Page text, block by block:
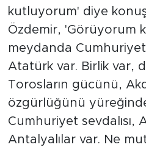
kutluyorum' diye
Özdemir, 'Görüyorum
meydanda
Atatürk var. Birlik var,
Torosların gücünü,
özgürlüğünü
Cumhuriyet sevdalısı,
Antalyalılar var. Ne